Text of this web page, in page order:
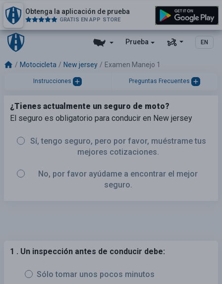
Prueba EN
Obtenga la aplicación de prueba
GRATIS EN APP STORE
Motocicleta New jersey Examen Manejo 1
Instrucciones Preguntas Frecuentes
¿Tienes actualmente un seguro de moto?
El seguro es obligatorio para conducir en New jersey
Sí, tengo seguro, pero por favor, muéstrame tus
mejores cotizaciones.
No, por favor ayúdame a encontrar el mejor
seguro.
1 . Un inspección antes de conducir debe:
Sólo tomar unos pocos minutos